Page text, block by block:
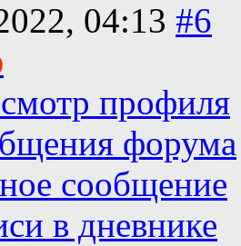
04:13 #6
профиля
форума
сообщение
в дневнике